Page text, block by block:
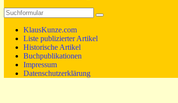
Suchen
KlausKunze.com
Liste publizierter Artikel
Historische Artikel
Buchpublikationen
Impressum
Datenschutzerklärung